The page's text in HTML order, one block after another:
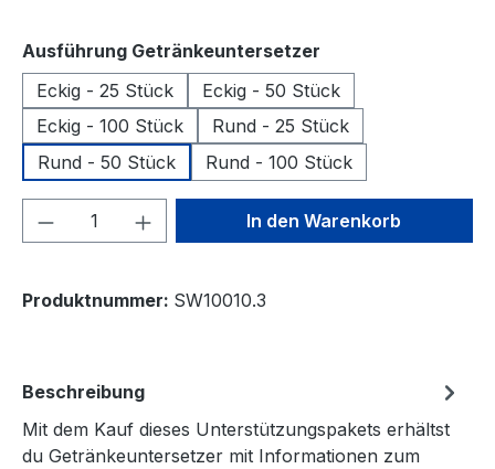
Ausführung Getränkeuntersetzer
Eckig - 25 Stück
Eckig - 50 Stück
Eckig - 100 Stück
Rund - 25 Stück
Rund - 50 Stück
Rund - 100 Stück
Produkt Anzahl: Gib denIn den Warenkorb
Produktnummer: SW10010.3
Beschreibung
Mit dem Kauf dieses Unterstützungspakets erhältst
du Getränkeuntersetzer mit Informationen zum